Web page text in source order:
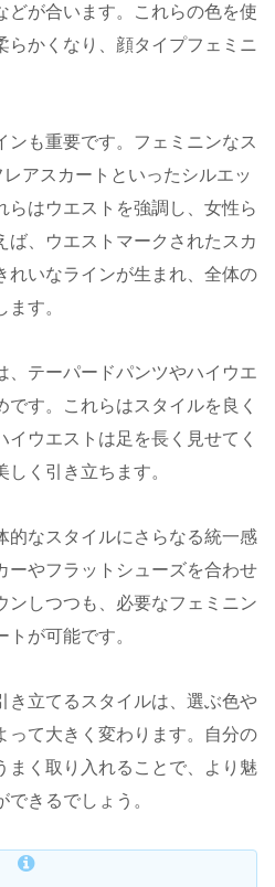
どが合います。これらの色を使
らかくなり、顔タイプフェミニ
ンも重要です。フェミニンなス
アスカートといったシルエッ
らはウエストを強調し、女性ら
ば、ウエストマークされたスカ
れいなラインが生まれ、全体の
す。
、テーパードパンツやハイウエ
です。これらはスタイルを良く
イウエストは足を長く見せてく
く引き立ちます。
的なスタイルにさらなる統一感
ーやフラットシューズを合わせ
ンしつつも、必要なフェミニン
が可能です。
き立てるスタイルは、選ぶ色や
って大きく変わります。自分の
まく取り入れることで、より魅
きるでしょう。